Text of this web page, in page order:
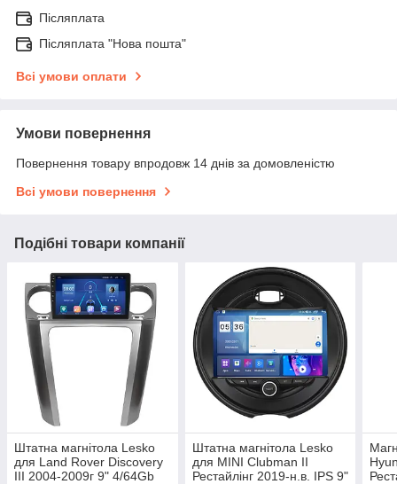
Післяплата
Післяплата "Нова пошта"
Всі умови оплати
Умови повернення
Повернення товару впродовж 14 днів за домовленістю
Всі умови повернення
Подібні товари компанії
Штатна магнітола Lesko
для Land Rover Discovery
III 2004-2009г 9" 4/64Gb
Штатна магнітола Lesko
для MINI Clubman II
Рестайлінг 2019-н.в. IPS 9"